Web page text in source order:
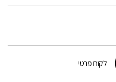
לקוח פרטי